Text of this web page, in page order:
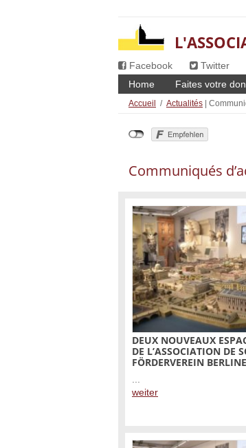
Facebook Twitter
Home Faites votre
Accueil / Actualités |
Communiqués
DEUX NOUVEAUX
DE L’ASSOCIATION DE
FÖRDERVEREIN
...
weiter